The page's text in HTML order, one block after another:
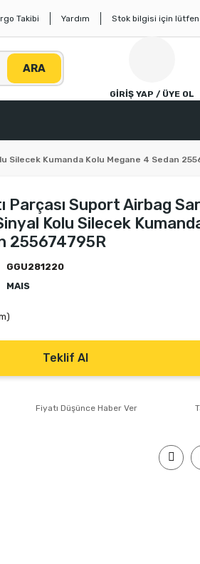
Takibi Yardım Stok bilgisi için
ARA
GİRİŞ YAP / ÜYE OL
Silecek Kumanda Kolu Megane 4 Sedan
Parçası Suport Airbag
Kolu Silecek
255674795R
GGU281220
MAIS
Teklif Al
Fiyatı Düşünce Haber Ver